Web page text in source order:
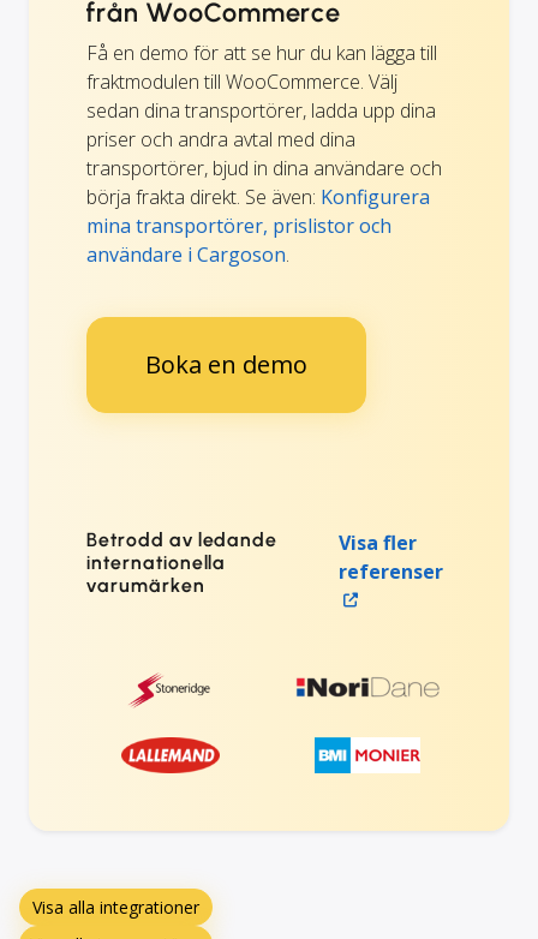
från WooCommerce
Få en demo för att se hur du kan lägga till
fraktmodulen till WooCommerce. Välj
sedan dina transportörer, ladda upp dina
priser och andra avtal med dina
transportörer, bjud in dina användare och
börja frakta direkt. Se även: Konfigurera
mina transportörer, prislistor och
användare i Cargoson.
Boka en demo
Betrodd av ledande
internationella
varumärken
Visa fler
referenser
Visa alla integrationer